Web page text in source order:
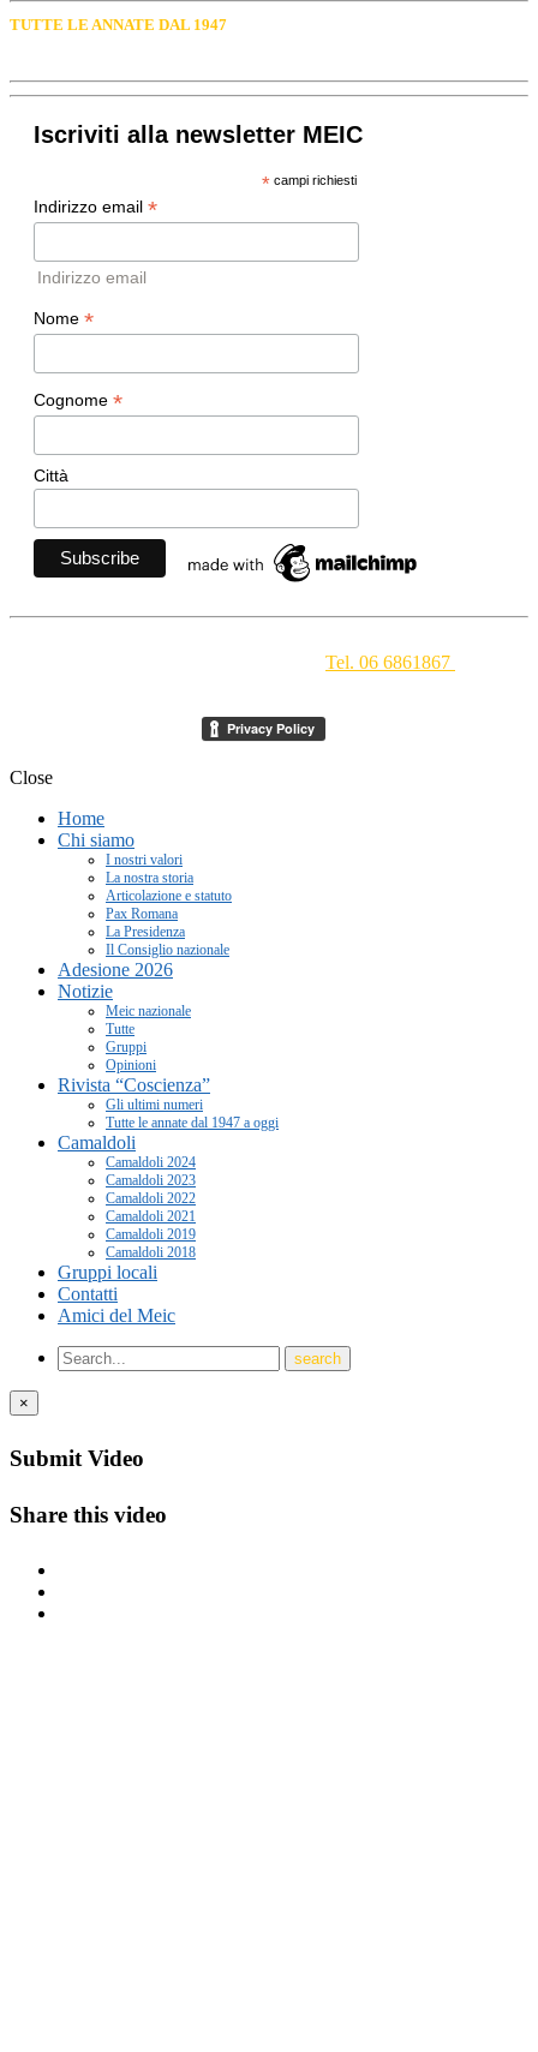
TUTTE LE ANNATE DAL 1947
Iscriviti alla newsletter MEIC
*campi richiesti
Indirizzo email *
Indirizzo email
Nome *
Cognome *
Città
Tel. 06 6861867
Close
Home
Chi siamo
I nostri valori
La nostra storia
Articolazione e statuto
Pax Romana
La Presidenza
Il Consiglio nazionale
Adesione 2026
Notizie
Meic nazionale
Tutte
Gruppi
Opinioni
Rivista “Coscienza”
Gli ultimi numeri
Tutte le annate dal 1947 a oggi
Camaldoli
Camaldoli 2024
Camaldoli 2023
Camaldoli 2022
Camaldoli 2021
Camaldoli 2019
Camaldoli 2018
Gruppi locali
Contatti
Amici del Meic
×
Submit Video
Share this video